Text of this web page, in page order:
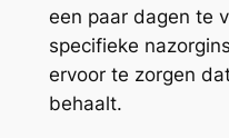
een paar dagen te
specifieke
ervoor te zorgen
behaalt.